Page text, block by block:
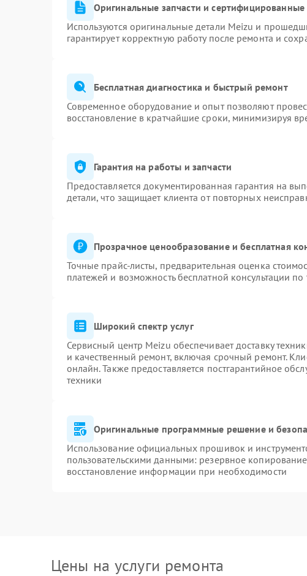
Оригинальные запчасти и сертифицированные
Используются оригинальные детали Meizu и
гарантирует корректную работу после ремонта и
Бесплатная диагностика и быстрый ремонт
Современное оборудование и опыт позволяют
восстановление в кратчайшие сроки, минимизируя
Гарантия на работы и запчасти
Предоставляется документированная гарантия на
детали, что защищает клиента от повторных
Прозрачное ценообразование и бесплатная
Точные прайс-листы, предварительная оценка
платежей и возможность бесплатной консультации
Широкий спектр услуг
Сервисный центр Meizu обеспечивает доставку
и качественный ремонт, включая срочный ремонт.
онлайн. Также предоставляется постгарантийное
техники
Оригинальные программные решение и
Использование официальных прошивок и
пользовательскими данными: резервное
восстановление информации при необходимости
Цены на услуги ремонта